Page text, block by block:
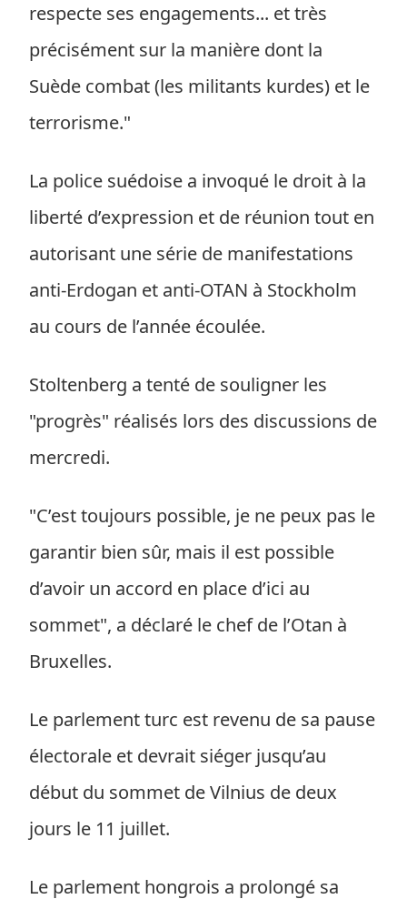
respecte ses engagements... et très
précisément sur la manière dont la
Suède combat (les militants kurdes) et le
terrorisme."
La police suédoise a invoqué le droit à la
liberté d’expression et de réunion tout en
autorisant une série de manifestations
anti-Erdogan et anti-OTAN à Stockholm
au cours de l’année écoulée.
Stoltenberg a tenté de souligner les
"progrès" réalisés lors des discussions de
mercredi.
"C’est toujours possible, je ne peux pas le
garantir bien sûr, mais il est possible
d’avoir un accord en place d’ici au
sommet", a déclaré le chef de l’Otan à
Bruxelles.
Le parlement turc est revenu de sa pause
électorale et devrait siéger jusqu’au
début du sommet de Vilnius de deux
jours le 11 juillet.
Le parlement hongrois a prolongé sa